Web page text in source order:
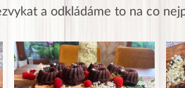
a odkládáme to na co